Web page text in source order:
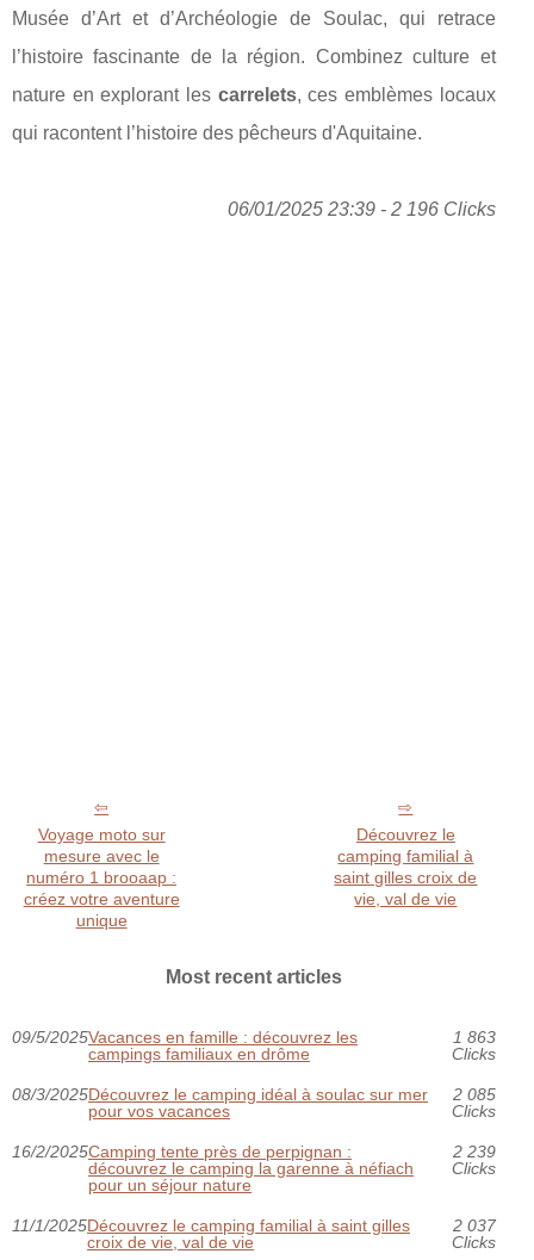
Musée d’Art et d’Archéologie de Soulac, qui retrace
l’histoire fascinante de la région. Combinez culture et
nature en explorant les carrelets, ces emblèmes locaux
qui racontent l’histoire des pêcheurs d'Aquitaine.
06/01/2025 23:39 - 2 196 Clicks
Voyage moto sur
mesure avec le
numéro 1 brooaap :
créez votre aventure
unique
Découvrez le
camping familial à
saint gilles croix de
vie, val de vie
Most recent articles
09/5/2025Vacances en famille : découvrez les
campings familiaux en drôme
1 863
Clicks
08/3/2025Découvrez le camping idéal à soulac sur mer
pour vos vacances
2 085
Clicks
16/2/2025Camping tente près de perpignan :
découvrez le camping la garenne à néfiach
pour un séjour nature
2 239
Clicks
11/1/2025Découvrez le camping familial à saint gilles
croix de vie, val de vie
2 037
Clicks